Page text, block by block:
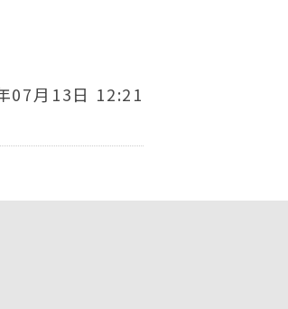
07月13日 12:21